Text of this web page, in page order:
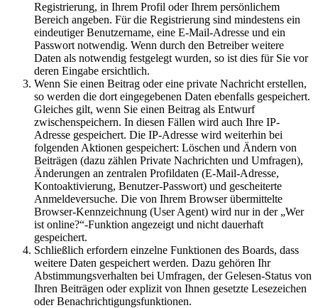
Registrierung, in Ihrem Profil oder Ihrem persönlichem
Bereich angeben. Für die Registrierung sind mindestens ein
eindeutiger Benutzername, eine E-Mail-Adresse und ein
Passwort notwendig. Wenn durch den Betreiber weitere
Daten als notwendig festgelegt wurden, so ist dies für Sie vor
deren Eingabe ersichtlich.
Wenn Sie einen Beitrag oder eine private Nachricht erstellen,
so werden die dort eingegebenen Daten ebenfalls gespeichert.
Gleiches gilt, wenn Sie einen Beitrag als Entwurf
zwischenspeichern. In diesen Fällen wird auch Ihre IP-
Adresse gespeichert. Die IP-Adresse wird weiterhin bei
folgenden Aktionen gespeichert: Löschen und Ändern von
Beiträgen (dazu zählen Private Nachrichten und Umfragen),
Änderungen an zentralen Profildaten (E-Mail-Adresse,
Kontoaktivierung, Benutzer-Passwort) und gescheiterte
Anmeldeversuche. Die von Ihrem Browser übermittelte
Browser-Kennzeichnung (User Agent) wird nur in der „Wer
ist online?“-Funktion angezeigt und nicht dauerhaft
gespeichert.
Schließlich erfordern einzelne Funktionen des Boards, dass
weitere Daten gespeichert werden. Dazu gehören Ihr
Abstimmungsverhalten bei Umfragen, der Gelesen-Status von
Ihren Beiträgen oder explizit von Ihnen gesetzte Lesezeichen
oder Benachrichtigungsfunktionen.